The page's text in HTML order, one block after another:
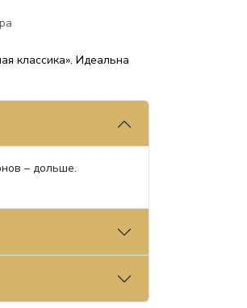
классика». Идеальна
– дольше.